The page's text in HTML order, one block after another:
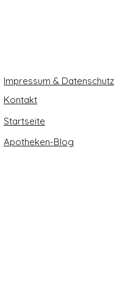
Impressum & Datenschutz
Kontakt
Startseite
Apotheken-Blog